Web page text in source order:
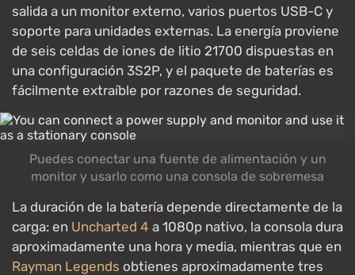
salida a un monitor externo, varios puertos USB-C y
soporte para unidades externas. La energía proviene
de seis celdas de iones de litio 21700 dispuestas en
una configuración 3S2P, y el paquete de baterías es
fácilmente extraíble por razones de seguridad.
Puedes conectar una fuente de alimentación y un
monitor y usarlo como una consola de sobremesa
La duración de la batería depende directamente de la
carga: en Uncharted 4 a 1080p nativo, la consola dura
aproximadamente una hora y media, mientras que en
Rayman Legends obtienes aproximadamente tres